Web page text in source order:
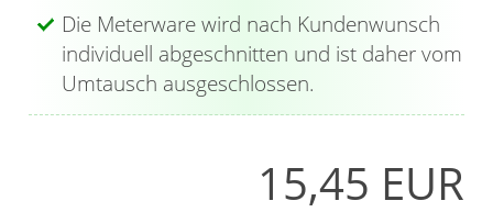
Die Meterware wird nach Kundenwunsch
individuell abgeschnitten und ist daher vom
Umtausch ausgeschlossen.
15,45 EUR